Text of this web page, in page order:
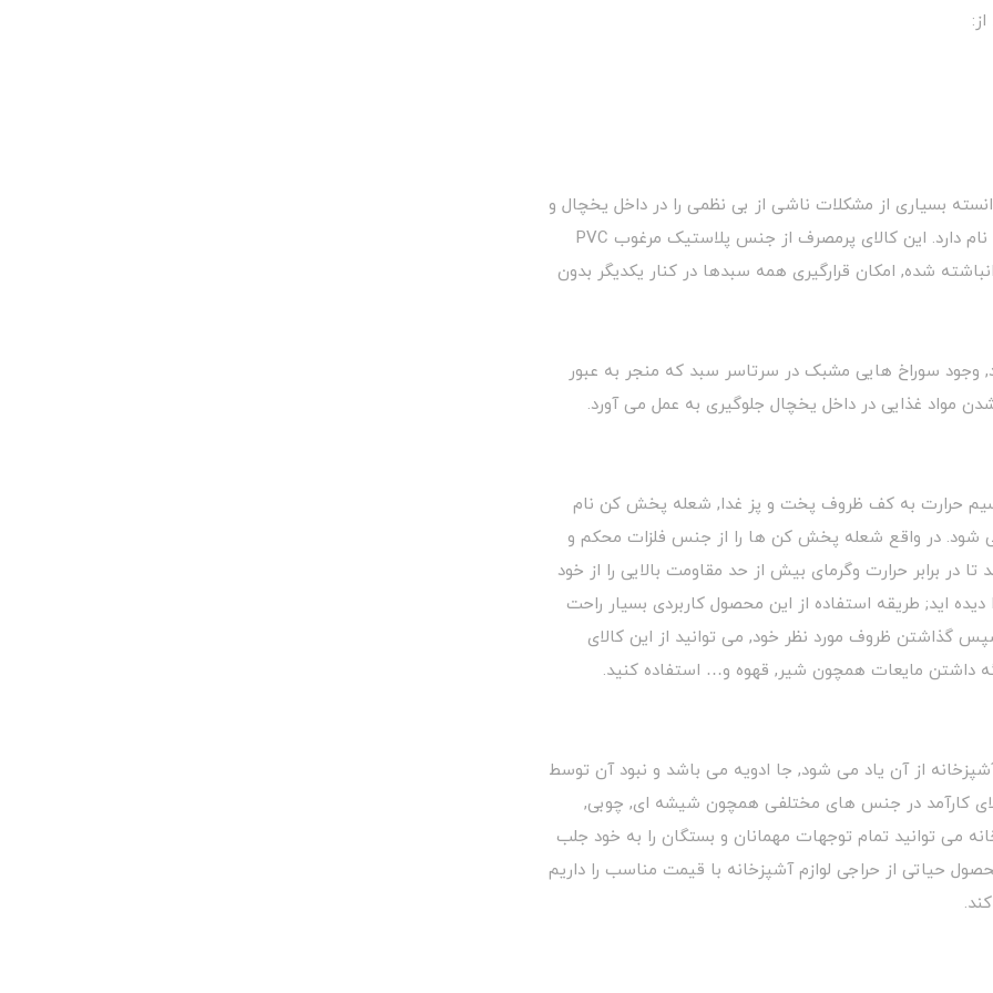
بسیاری از مشکلات ناشی از بی نظمی را در داخل یخچال و
کابینت به اتمام برساند, سبد چند منظوره ونظم دهنده نام دارد. این کالای پرمصرف از جنس پلاستیک مرغوب PVC
شده, امکان قرارگیری همه سبدها در کنار یکدیگر بدون
وجود سوراخ هایی مشبک در سرتاسر سبد که منجر به عبور
مواد غذایی در داخل یخچال جلوگیری به عمل می آورد.
حرارت به کف ظروف پخت و پز غدا, شعله پخش کن نام
شود. در واقع شعله پخش کن ها را از جنس فلزات محکم و
برابر حرارت وگرمای بیش از حد مقاومت بالایی را از خود
اید; طریقه استفاده از این محصول کاربردی بسیار راحت
گذاشتن ظروف مورد نظر خود, می توانید از این کالای
داشتن مایعات همچون شیر, قهوه و… استفاده کنید.
از آن یاد می شود, جا ادویه می باشد و نبود آن توسط
کارآمد در جنس های مختلفی همچون شیشه ای, چوبی,
می توانید تمام توجهات مهمانان و بستگان را به خود جلب
حیاتی از حراجی لوازم آشپزخانه با قیمت مناسب را داریم